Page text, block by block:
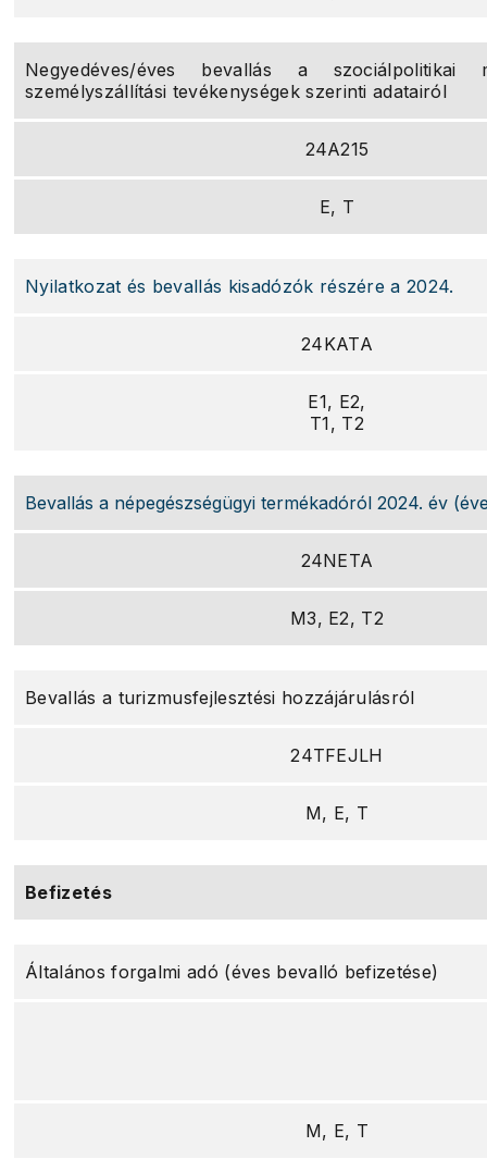
Negyedéves/éves bevallás a szociálpolitikai
személyszállítási tevékenységek szerinti adatairól
24A215
E, T
Nyilatkozat és bevallás kisadózók részére a 2024.
24KATA
E1, E2,
T1, T2
Bevallás a népegészségügyi termékadóról 2024. év
24NETA
M3, E2, T2
Bevallás a turizmusfejlesztési hozzájárulásról
24TFEJLH
M, E, T
Befizetés
Általános forgalmi adó (éves bevalló befizetése)
M, E, T